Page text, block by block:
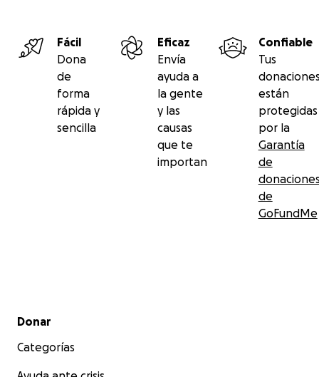
Fácil
Dona
de
forma
rápida y
sencilla
Eficaz
Envía
ayuda a
la gente
y las
causas
que te
importan
Confiable
Tus
están
protegidas
por la
Garantía
de
de
GoFundMe
Menú secundario
Donar
Categorías